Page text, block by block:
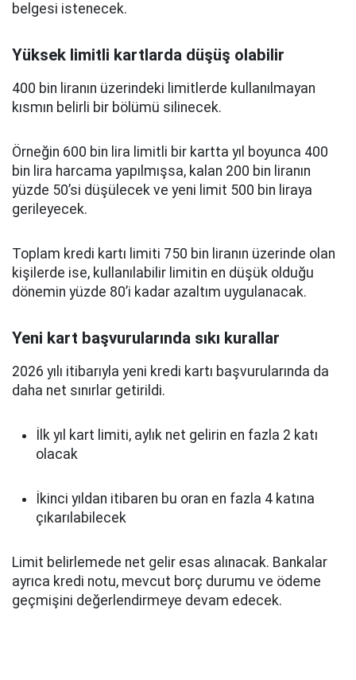
belgesi istenecek.
Yüksek limitli kartlarda düşüş olabilir
400 bin liranın üzerindeki limitlerde kullanılmayan
kısmın belirli bir bölümü silinecek.
Örneğin 600 bin lira limitli bir kartta yıl boyunca 400
bin lira harcama yapılmışsa, kalan 200 bin liranın
yüzde 50’si düşülecek ve yeni limit 500 bin liraya
gerileyecek.
Toplam kredi kartı limiti 750 bin liranın üzerinde olan
kişilerde ise, kullanılabilir limitin en düşük olduğu
dönemin yüzde 80’i kadar azaltım uygulanacak.
Yeni kart başvurularında sıkı kurallar
2026 yılı itibarıyla yeni kredi kartı başvurularında da
daha net sınırlar getirildi.
İlk yıl kart limiti, aylık net gelirin en fazla 2 katı
olacak
İkinci yıldan itibaren bu oran en fazla 4 katına
çıkarılabilecek
Limit belirlemede net gelir esas alınacak. Bankalar
ayrıca kredi notu, mevcut borç durumu ve ödeme
geçmişini değerlendirmeye devam edecek.